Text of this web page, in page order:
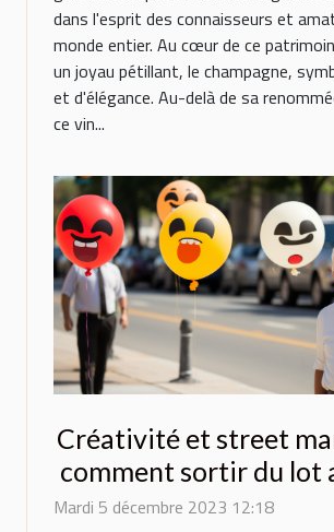
dans l'esprit des connaisseurs et
monde entier. Au cœur de ce
un joyau pétillant, le champagne,
et d'élégance. Au-delà de sa
ce vin...
Créativité et street
comment sortir du lot
ballons originaux
Mardi 5 décembre 2023 12:18